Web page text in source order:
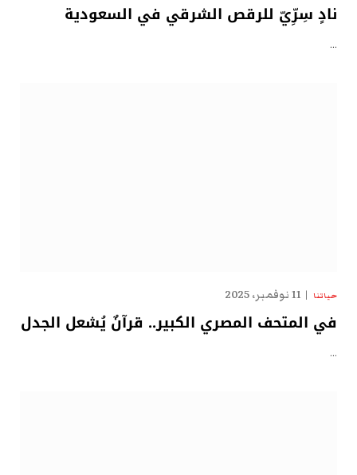
نادٍ سِرِّيّ للرقص الشرقي في السعودية
…
حياتنا 11 نوفمبر، 2025
في المتحف المصري الكبير.. قرآنٌ يُشعل الجدل
…